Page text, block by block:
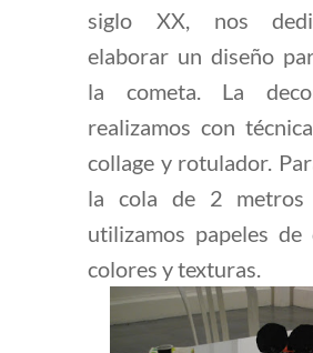
siglo XX, nos
elaborar un diseño
la cometa. La
realizamos con
collage y rotulador.
la cola de 2 metros
utilizamos papeles de
colores y texturas.